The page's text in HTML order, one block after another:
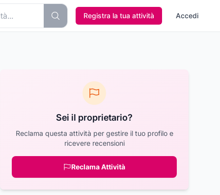
Registra la tua attività Accedi
Sei il proprietario?
Reclama questa attività per gestire il tuo profilo e
ricevere recensioni
Reclama Attività